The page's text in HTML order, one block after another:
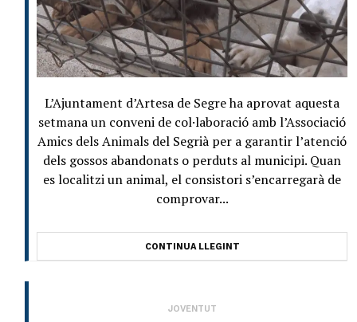
L’Ajuntament d’Artesa de Segre ha aprovat aquesta
setmana un conveni de col·laboració amb l’Associació
Amics dels Animals del Segrià per a garantir l’atenció
dels gossos abandonats o perduts al municipi. Quan
es localitzi un animal, el consistori s’encarregarà de
comprovar...
CONTINUA LLEGINT
JOVENTUT